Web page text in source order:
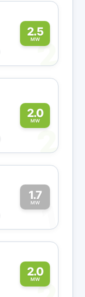
2.5
MW2
2.0
MW
2
1.7
MW1
2.0
MW